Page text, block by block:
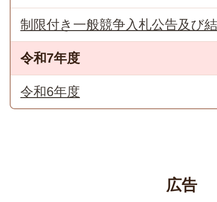
制限付き一般競争入札公告及び
令和7年度
令和6年度
広告